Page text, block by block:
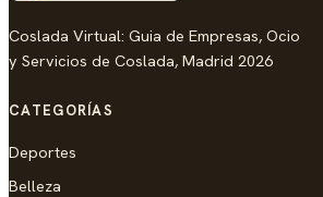
Coslada Virtual: Guia de Empresas, Ocio
y Servicios de Coslada, Madrid 2026
CATEGORÍAS
Deportes
Belleza